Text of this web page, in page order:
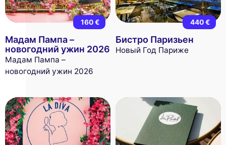
160 €
Мадам Пампа –
новогодний ужин 2026
Мадам Пампа –
новогодний ужин 2026
440 €
Бистро Паризьен
Новый Год Париже